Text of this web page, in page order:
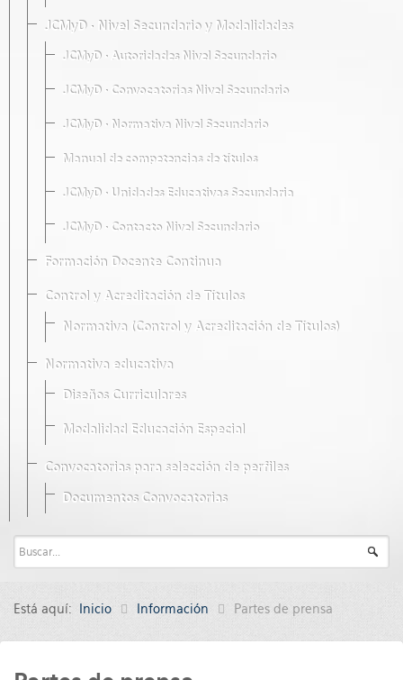
JCMyD · Nivel Secundario y Modalidades
JCMyD · Autoridades Nivel Secundario
JCMyD · Convocatorias Nivel Secundario
JCMyD · Normativa Nivel Secundario
Manual de competencias de títulos
JCMyD · Unidades Educativas Secundaria
JCMyD · Contacto Nivel Secundario
Formación Docente Continua
Control y Acreditación de Títulos
Normativa (Control y Acreditación de Títulos)
Normativa educativa
Diseños Curriculares
Modalidad Educación Especial
Convocatorias para selección de perfiles
Documentos Convocatorias
Está aquí: Inicio Información Partes de prensa